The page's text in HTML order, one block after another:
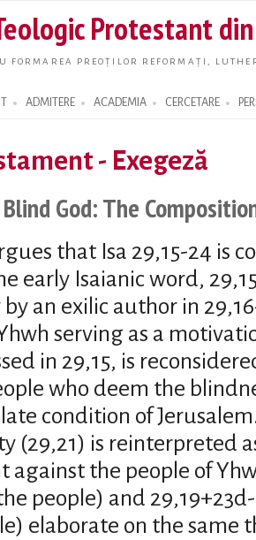
main
Protestant
FORMAREA PREOȚILOR REFORMAȚI,
ADMITERE ACADEMIA CERCETARE
- Exegeză
God: The
that Isa 29,15-24 is
early Isaianic word,
an exilic author in
serving as a
in 29,15, is
who deem the
condition of
(29,21) is reinterpreted
against the people of
people) and
elaborate on the same